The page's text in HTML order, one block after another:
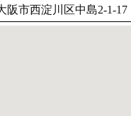
阪市西淀川区中島2-1-17